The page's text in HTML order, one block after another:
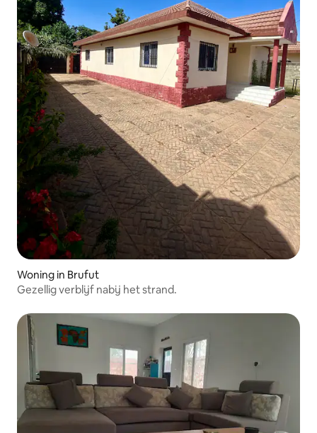
Woning in Brufut
Gezellig verblijf nabij het strand.